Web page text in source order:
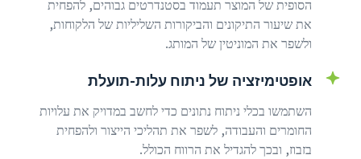
הסופית של המוצר תעמוד בסטנדרטים גבוהים, להפחית
את שיעור התיקונים והביקורות השליליות של הלקוחות,
ולשפר את המוניטין של המותג.
אופטימיזציה של ניתוח עלות-תועלת
השתמשו בכלי ניתוח נתונים כדי לחשב במדויק את עלויות
החומרים והעבודה, לשפר את תהליכי הייצור ולהפחית
בזבוז, ובכך להגדיל את הרווח הכולל.